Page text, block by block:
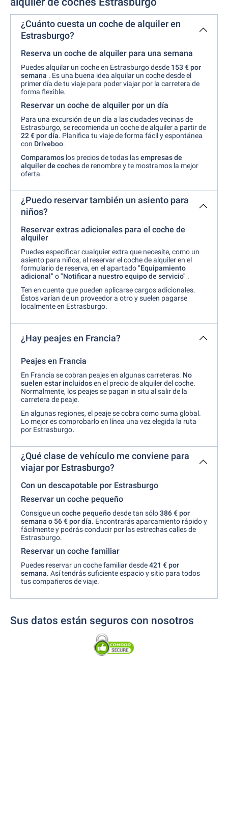
¿Cuánto cuesta un coche de alquiler en
Estrasburgo?
Reserva un coche de alquiler para una semana
Puedes alquilar un coche en Estrasburgo desde 153 € por
semana . Es una buena idea alquilar un coche desde el
primer día de tu viaje para poder viajar por la carretera de
forma flexible.
Reservar un coche de alquiler por un día
Para una excursión de un día a las ciudades vecinas de
Estrasburgo, se recomienda un coche de alquiler a partir de
22 €pordía. Planifica tu viaje de forma fácil y espontánea
con Driveboo.
Comparamos los precios de todas lasempresas de
alquiler de cochesde renombre y te mostramos la mejor
oferta.
¿Puedo reservar también un asiento para
niños?
Reservar extras adicionales para el coche de
alquiler
Puedes especificar cualquier extra que necesite, como un
asiento para niños, al reservar el coche de alquiler en el
formulario de reserva, en el apartado"Equipamiento
adicional" o"Notificar a nuestro equipo de servicio" .
Ten en cuenta que pueden aplicarse cargos adicionales.
Éstos varían de un proveedor a otro y suelen pagarse
localmente en Estrasburgo.
¿Hay peajes en Francia?
Peajes en Francia
En Francia se cobran peajes en algunas carreteras. No
suelen estar incluidosen el precio de alquiler del coche.
Normalmente, los peajes se pagan in situ al salir de la
carretera de peaje.
En algunas regiones, el peaje se cobra como suma global.
Lo mejor es comprobarlo en línea una vez elegida la ruta
por Estrasburgo.
¿Qué clase de vehículo me conviene para
viajar por Estrasburgo?
Con un descapotable por Estrasburgo
Reservar un coche pequeño
Consigue un coche pequeñodesde tan sólo386 € por
semana o 56 € por día. Encontrarás aparcamiento rápido y
fácilmente y podrás conducir por las estrechas calles de
Estrasburgo.
Reservar un coche familiar
Puedes reservar un coche familiar desde421 €por
semana. Así tendrás suficiente espacio y sitio para todos
tus compañeros de viaje.
Sus datos están seguros con nosotros